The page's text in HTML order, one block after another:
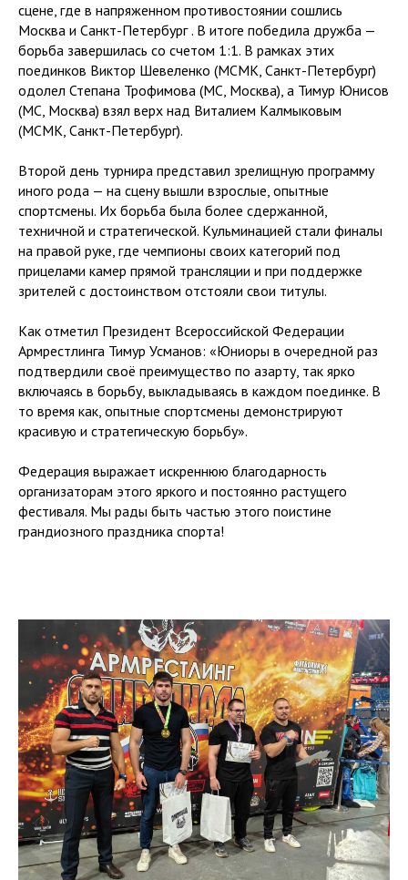
сцене, где в напряженном противостоянии сошлись
Москва и Санкт-Петербург . В итоге победила дружба —
борьба завершилась со счетом 1:1. В рамках этих
поединков Виктор Шевеленко (МСМК, Санкт-Петербург)
одолел Степана Трофимова (МС, Москва), а Тимур Юнисов
(МС, Москва) взял верх над Виталием Калмыковым
(МСМК, Санкт-Петербург).
Второй день турнира представил зрелищную программу
иного рода — на сцену вышли взрослые, опытные
спортсмены. Их борьба была более сдержанной,
техничной и стратегической. Кульминацией стали финалы
на правой руке, где чемпионы своих категорий под
прицелами камер прямой трансляции и при поддержке
зрителей с достоинством отстояли свои титулы.
Как отметил Президент Всероссийской Федерации
Армрестлинга Тимур Усманов: «Юниоры в очередной раз
подтвердили своё преимущество по азарту, так ярко
включаясь в борьбу, выкладываясь в каждом поединке. В
то время как, опытные спортсмены демонстрируют
красивую и стратегическую борьбу».
Федерация выражает искреннюю благодарность
организаторам этого яркого и постоянно растущего
фестиваля. Мы рады быть частью этого поистине
грандиозного праздника спорта!